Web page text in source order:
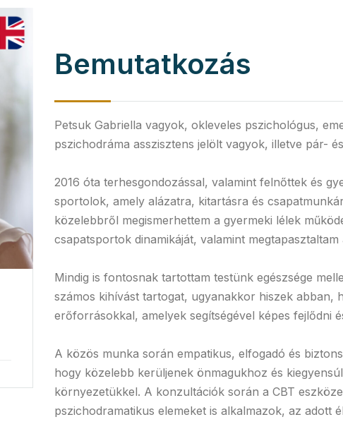
Bemutatkozás
Petsuk Gabriella vagyok, okleveles pszichológus,
pszichodráma asszisztens jelölt vagyok, illetve pár-
2016 óta terhesgondozással, valamint felnőttek és
sportolok, amely alázatra, kitartásra és
közelebbről megismerhettem a gyermeki lélek
csapatsportok dinamikáját, valamint
Mindig is fontosnak tartottam testünk egészsége
számos kihívást tartogat, ugyanakkor hiszek abban,
erőforrásokkal, amelyek segítségével képes fejlődni
A közös munka során empatikus, elfogadó és
hogy közelebb kerüljenek önmagukhoz és
környezetükkel. A konzultációk során a CBT
pszichodramatikus elemeket is alkalmazok, az adott